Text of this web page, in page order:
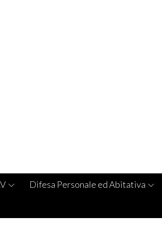
Difesa Personale ed Abitativa